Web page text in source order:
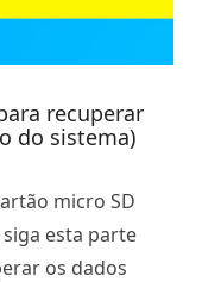
recuperar
do sistema)
micro SD
esta parte
os dados